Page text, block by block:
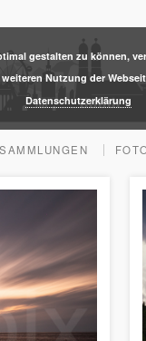
SAMMLUNGEN
gestalten zu können,
Nutzung der
Datenschutzerklärung